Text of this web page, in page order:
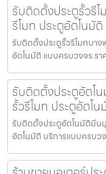
รับติดตั้งประตูรั้วรี
รีโมท ประตูอัตโนมั
รับติดตั้งประตูรั้วรีโมทบา
อัตโนมัติ แบบครบวงจร รา
รับติดตั้งประตูอัตโ
รั้วรีโมท ประตูอัตโ
รับติดตั้งประตูอัตโนมัติมีนบุ
อัตโนมัติ บริการแบบครบ